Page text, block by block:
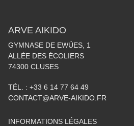
ARVE AIKIDO
GYMNASE DE EWÜES, 1
ALLÉE DES ÉCOLIERS
74300 CLUSES
TÉL. : +33 6 14 77 64 49
CONTACT@ARVE-AIKIDO.FR
INFORMATIONS LÉGALES